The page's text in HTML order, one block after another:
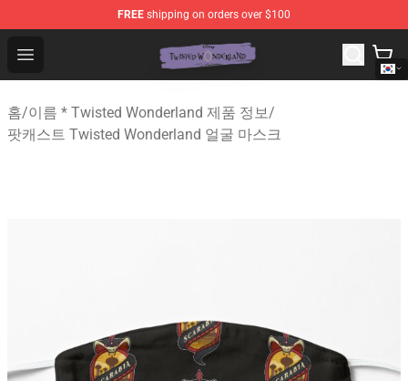
FREE shipping on orders over $100
Open menu
Twisted Wonderland Store - Official Twisted
홈/이름 * Twisted Wonderland 제품 정보/
팟캐스트 Twisted Wonderland 얼굴 마스크